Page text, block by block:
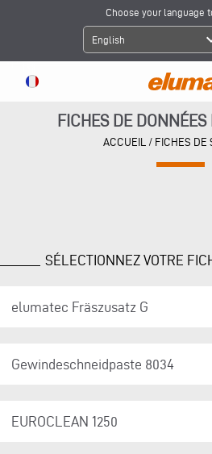
Choose your language
English
FICHES DE DONNÉES
ACCUEIL / FICHES DE
SÉLECTIONNEZ VOTRE
elumatec Fräszusatz G
Gewindeschneidpaste 8034
EUROCLEAN 1250